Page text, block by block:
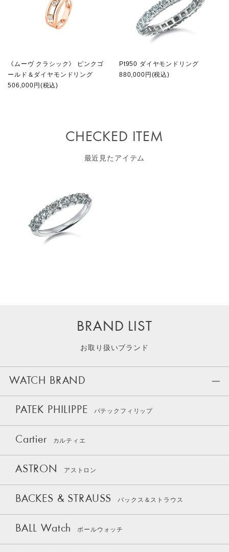
《ムーヴ クラシック》 ピンクゴ
ールド＆ダイヤモンドリング
506,000円(税込)
Pt950 ダイヤモンドリング
880,000円(税込)
CHECKED ITEM
最近見たアイテム
BRAND LIST
お取り扱いブランド
WATCH BRAND
PATEK PHILIPPE パテックフィリップ
Cartier カルティエ
ASTRON アストロン
BACKES & STRAUSS バックス＆ストラウス
BALL Watch ボールウォッチ